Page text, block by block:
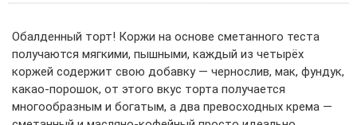
Обалденный торт! Коржи на основе сметанного теста
получаются мягкими, пышными, каждый из четырёх
коржей содержит свою добавку — чернослив, мак, фундук,
какао-порошок, от этого вкус торта получается
многообразным и богатым, а два превосходных крема —